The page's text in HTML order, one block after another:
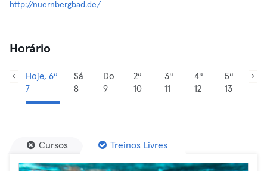
http://nuernbergbad.de/
Horário
Hoje, 6ª
7
Sá
8
Do
9
2ª
10
3ª
11
4ª
12
5ª
13
Cursos Treinos Livres